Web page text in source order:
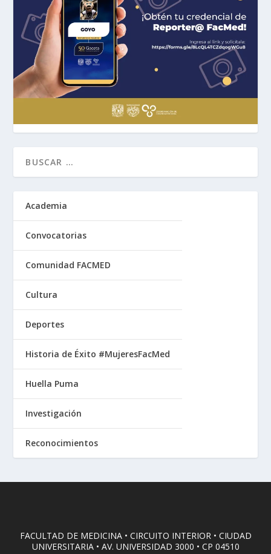
Academia
Convocatorias
Comunidad FACMED
Cultura
Deportes
Historia de Éxito #MujeresFacMed
Huella Puma
Investigación
Reconocimientos
FACULTAD DE MEDICINA • CIRCUITO INTERIOR • CIUDAD
UNIVERSITARIA • AV. UNIVERSIDAD 3000 • CP 04510